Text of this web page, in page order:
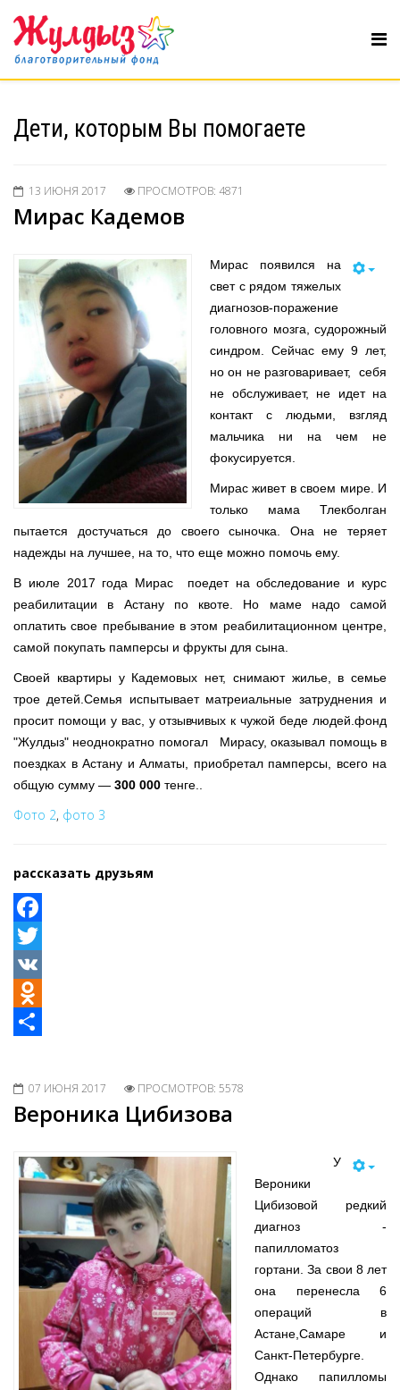
Дети, которым Вы помогаете
13 ИЮНЯ 2017 ПРОСМОТРОВ: 4871
Мирас Кадемов
Мирас появился на
свет с рядом тяжелых
диагнозов-поражение
головного мозга, судорожный
синдром. Сейчас ему 9 лет,
но он не разговаривает, себя
не обслуживает, не идет на
контакт с людьми, взгляд
мальчика ни на чем не
фокусируется.
Мирас живет в своем мире. И
только мама Тлекболган
пытается достучаться до своего сыночка. Она не теряет
надежды на лучшее, на то, что еще можно помочь ему.
В июле 2017 года Мирас поедет на обследование и курс
реабилитации в Астану по квоте. Но маме надо самой
оплатить свое пребывание в этом реабилитационном центре,
самой покупать памперсы и фрукты для сына.
Своей квартиры у Кадемовых нет, снимают жилье, в семье
трое детей.Семья испытывает матреиальные затруднения и
просит помощи у вас, у отзывчивых к чужой беде людей.фонд
"Жулдыз" неоднократно помогал Мирасу, оказывал помощь в
поездках в Астану и Алматы, приобретал памперсы, всего на
общую сумму — 300 000 тенге..
Фото 2, фото 3
рассказать друзьям
Facebook
Twitter
VK
Odnoklassniki
07 ИЮНЯ 2017 ПРОСМОТРОВ: 5578
Вероника Цибизова
У
Вероники
Цибизовой редкий
диагноз -
папилломатоз
гортани. За свои 8 лет
она перенесла 6
операций в
Астане,Самаре и
Санкт-Петербурге.
Однако папилломы